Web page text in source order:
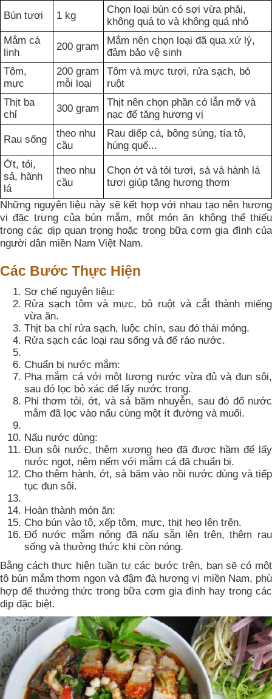
Bún tươi 1 kg
Chọn loại bún có sợi vừa phải,
không quá to và không quá nhỏ
Mắm cá
linh
200 gram
Mắm nên chọn loại đã qua xử lý,
đảm bảo vệ sinh
Tôm,
mực
200 gram
mỗi loại
Tôm và mực tươi, rửa sạch, bỏ
ruột
Thịt ba
chỉ
300 gram
Thịt nên chọn phần có lẫn mỡ và
nạc để tăng hương vị
Rau sống
theo nhu
cầu
Rau diếp cá, bông súng, tía tô,
húng quế...
Ớt, tỏi,
sả, hành
lá
theo nhu
cầu
Chọn ớt và tỏi tươi, sả và hành lá
tươi giúp tăng hương thơm
Những nguyên liệu này sẽ kết hợp với nhau tạo nên hương
vị đặc trưng của bún mắm, một món ăn không thể thiếu
trong các dịp quan trọng hoặc trong bữa cơm gia đình của
người dân miền Nam Việt Nam.
Các Bước Thực Hiện
Sơ chế nguyên liệu:
Rửa sạch tôm và mực, bỏ ruột và cắt thành miếng
vừa ăn.
Thịt ba chỉ rửa sạch, luộc chín, sau đó thái mỏng.
Rửa sạch các loại rau sống và để ráo nước.
Chuẩn bị nước mắm:
Pha mắm cá với một lượng nước vừa đủ và đun sôi,
sau đó lọc bỏ xác để lấy nước trong.
Phi thơm tỏi, ớt, và sả băm nhuyễn, sau đó đổ nước
mắm đã lọc vào nấu cùng một ít đường và muối.
Nấu nước dùng:
Đun sôi nước, thêm xương heo đã được hầm để lấy
nước ngọt, nêm nếm với mắm cá đã chuẩn bị.
Cho thêm hành, ớt, sả băm vào nồi nước dùng và tiếp
tục đun sôi.
Hoàn thành món ăn:
Cho bún vào tô, xếp tôm, mực, thịt heo lên trên.
Đổ nước mắm nóng đã nấu sẵn lên trên, thêm rau
sống và thưởng thức khi còn nóng.
Bằng cách thực hiện tuần tự các bước trên, bạn sẽ có một
tô bún mắm thơm ngon và đậm đà hương vị miền Nam, phù
hợp để thưởng thức trong bữa cơm gia đình hay trong các
dịp đặc biệt.